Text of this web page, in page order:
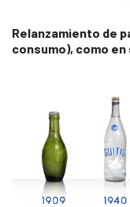
Relanzamiento de
consumo), como